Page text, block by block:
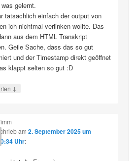
gelernt.
tatsächlich einfach der output von
ich nichtmal verlinken wollte. Das
aus dem HTML Transkript
Geile Sache, dass das so gut
und der Timestamp direkt geöffnet
klappt selten so gut :D
↓
schriebam 2. September 2025 um
Uhr: